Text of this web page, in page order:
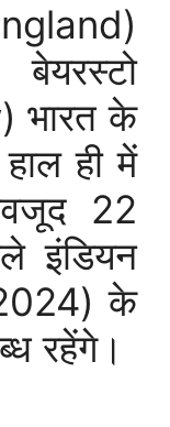
भारत के
ही में
22
इंडियन
2024) के
रहेंगे।